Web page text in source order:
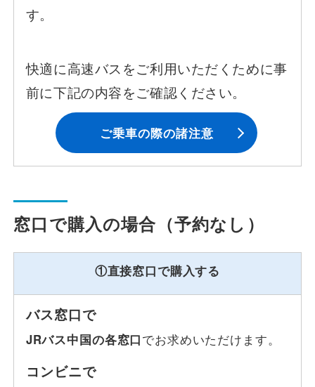
す。
快適に高速バスをご利用いただくために事
前に下記の内容をご確認ください。
ご乗車の際の諸注意
窓口で購入の場合（予約なし）
①直接窓口で購入する
バス窓口で
JRバス中国の各窓口でお求めいただけます。
コンビニで